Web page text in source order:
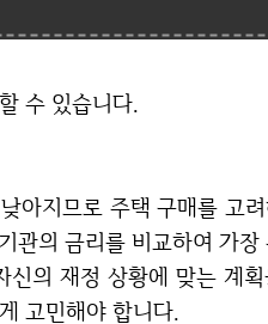
수 있습니다.
아지므로 주택 구매를 고
관의 금리를 비교하여 가장
의 재정 상황에 맞는 계
고민해야 합니다.